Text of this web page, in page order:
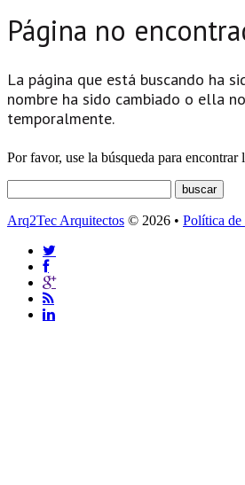
Página no
La página que está buscando ha
nombre ha sido cambiado o ella
temporalmente.
Por favor, use la búsqueda para
Arq2Tec Arquitectos © 2026 • Política de